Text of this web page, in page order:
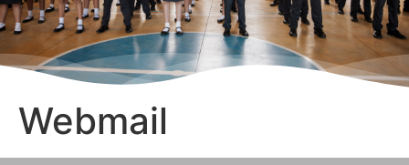
Webmail